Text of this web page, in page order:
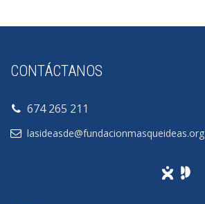
CONTÁCTANOS
674 265 211
lasideasde@fundacionmasqueideas.org